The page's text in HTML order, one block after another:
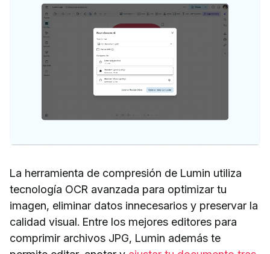
La herramienta de compresión de Lumin utiliza
tecnología OCR avanzada para optimizar tu
imagen, eliminar datos innecesarios y preservar la
calidad visual. Entre los mejores editores para
comprimir archivos JPG, Lumin además te